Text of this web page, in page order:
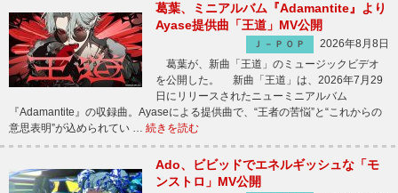
葛葉、ミニアルバム『Adamantite』より
Ayase提供曲「王道」MV公開
Ｊ－ＰＯＰ
2026年8月8日
葛葉が、新曲「王道」のミュージックビデオ
を公開した。 新曲「王道」は、2026年7月29
日にリリースされたニューミニアルバム
『Adamantite』の収録曲。Ayaseによる提供曲で、“王者の苦悩”と“これからの
意思表明”が込められてい … 続きを読む
Ado、ビビッドでエネルギッシュな「モ
ンストロ」MV公開